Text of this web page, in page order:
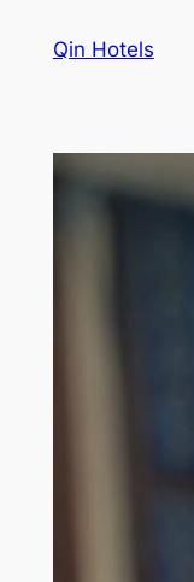
Qin Hotels